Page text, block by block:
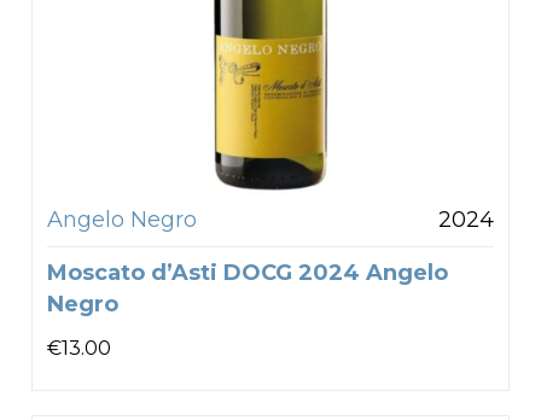
Angelo Negro
2024
Moscato d’Asti DOCG 2024 Angelo
Negro
€13.00